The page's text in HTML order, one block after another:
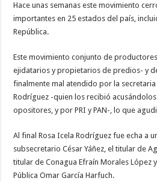
Hace unas semanas este movimiento
importantes en 25 estados del país,
República.
Este movimiento conjunto de
ejidatarios y propietarios de predios- y
finalmente mal atendido por la
Rodríguez -quien los recibió
opositores, y por PRI y PAN-, lo que
Al final Rosa Icela Rodríguez fue echa a
subsecretario César Yáñez, el titular de
titular de Conagua Efraín Morales López
Pública Omar García Harfuch.